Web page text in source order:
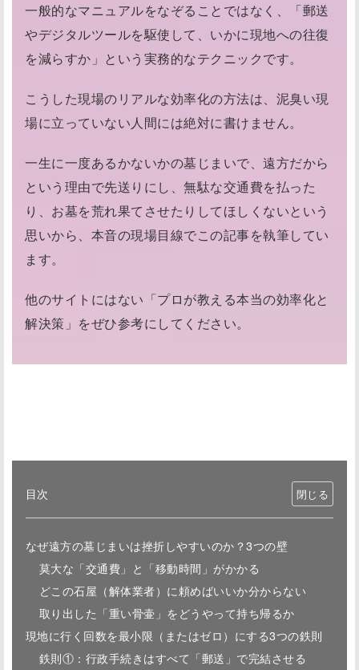
一般的なマニュアルをなぞることではなく、「郵送
やデジタルツールを駆使して、いかに現地への往復
を減らすか」という実務的なテクニックです。
こうした現場のリアルな効率化の方法は、泥臭い現
場に立っていない人間には絶対に書けません。
一生に一度あるかないかの墓じまいで、遠方だから
という理由で先送りにし、無駄な交通費を払った
り、お墓を荒れ果てさせたりしてほしくないという
思いから、本音の現場目線でこの記事を執筆してい
ます。
他のサイトにはない「プロが教える本当の効率化と
解決策」をぜひ参考にしてください。
目次
なぜ遠方の墓じまいは挫折しやすいのか？3つの壁
莫大な「交通費」と「移動時間」がかかる
どこの石屋（解体業者）に頼めばいいか分からない
取り出した「重い骨壷」をどうやって持ち帰るか
現地に行く回数を最小限（またはゼロ）にする3つの鉄則
鉄則①：行政手続きはすべて「郵送」で完結させる